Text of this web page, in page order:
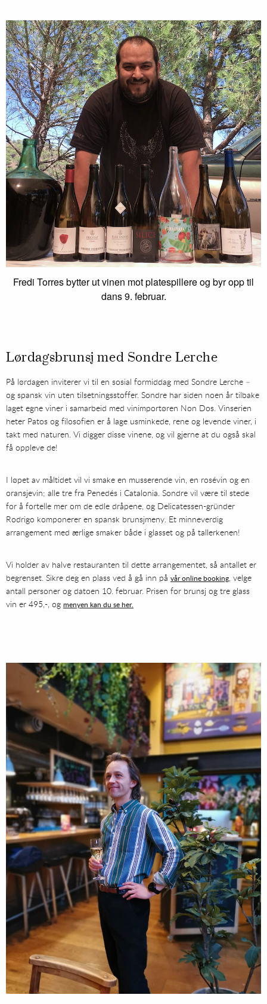
Fredi Torres bytter ut vinen mot platespillere og byr opp til
dans 9. februar.
Lørdagsbrunsj med Sondre Lerche
På lørdagen inviterer vi til en sosial formiddag med Sondre Lerche –
og spansk vin uten tilsetningsstoffer. Sondre har siden noen år tilbake
laget egne viner i samarbeid med vinimportøren Non Dos. Vinserien
heter Patos og filosofien er å lage usminkede, rene og levende viner, i
takt med naturen. Vi digger disse vinene, og vil gjerne at du også skal
få oppleve de!
I løpet av måltidet vil vi smake en musserende vin, en rosévin og en
oransjevin; alle tre fra Penedés i Catalonia. Sondre vil være til stede
for å fortelle mer om de edle dråpene, og Delicatessen-gründer
Rodrigo komponerer en spansk brunsjmeny. Et minneverdig
arrangement med ærlige smaker både i glasset og på tallerkenen!
Vi holder av halve restauranten til dette arrangementet, så antallet er
begrenset. Sikre deg en plass ved å gå inn påvår online booking , velge
antall personer og datoen 10. februar. Prisen for brunsj og tre glass
vin er 495,-, ogmenyen kan du se her.